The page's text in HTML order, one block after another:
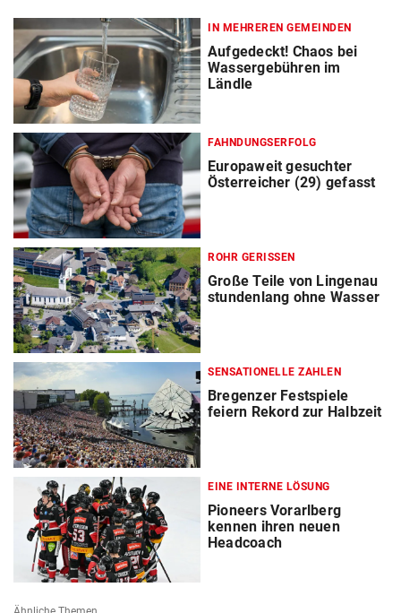
IN MEHREREN GEMEINDEN
Aufgedeckt! Chaos bei
Wassergebühren im
Ländle
FAHNDUNGSERFOLG
Europaweit gesuchter
Österreicher (29) gefasst
ROHR GERISSEN
Große Teile von Lingenau
stundenlang ohne Wasser
SENSATIONELLE ZAHLEN
Bregenzer Festspiele
feiern Rekord zur Halbzeit
EINE INTERNE LÖSUNG
Pioneers Vorarlberg
kennen ihren neuen
Headcoach